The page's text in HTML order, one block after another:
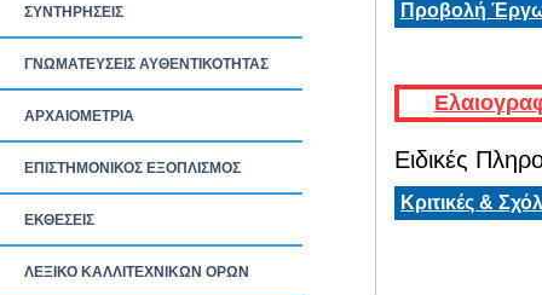
ΣΥΝΤΗΡΗΣΕΙΣ
ΓΝΩΜΑΤΕΥΣΕΙΣ ΑΥΘΕΝΤΙΚΟΤΗΤΑΣ
ΑΡΧΑΙΟΜΕΤΡΙΑ
ΕΠΙΣΤΗΜΟΝΙΚΟΣ ΕΞΟΠΛΙΣΜΟΣ
ΕΚΘΕΣΕΙΣ
ΛΕΞΙΚΟ ΚΑΛΛΙΤΕΧΝΙΚΩΝ ΟΡΩΝ
Προβολή
Ειδικές
Κριτικές &